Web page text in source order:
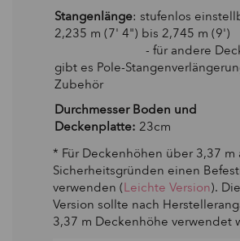
Stangenlänge: stufenlos
2,235 m (7' 4") bis 2,745 m (9')
- für andere
gibt es Pole-
Zubehör
Durchmesser Boden und
Deckenplatte: 23cm
* Für Deckenhöhen über 3,37 m
Sicherheitsgründen einen
verwenden (Leichte Version).
Version sollte nach
3,37 m Deckenhöhe verwendet